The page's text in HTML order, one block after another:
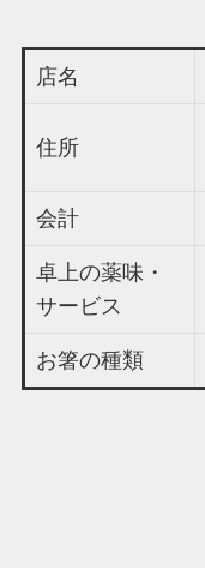
店名
住所
会計
卓上の薬味・
サービス
お箸の種類